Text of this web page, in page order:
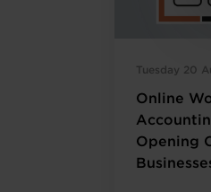
Tuesday 20
Online
Opening